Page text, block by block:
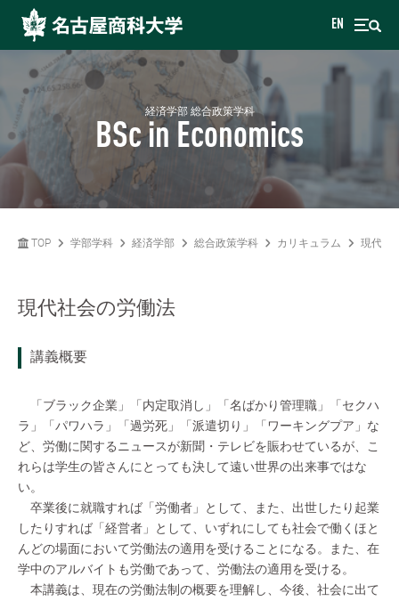
EN
経済学部 総合政策学科
BSc in Economics
TOP 学部学科 経済学部 総合政策学科 カリキュラム 現代社
現代社会の労働法
講義概要
「ブラック企業」「内定取消し」「名ばかり管理職」「セクハ
ラ」「パワハラ」「過労死」「派遣切り」「ワーキングプア」な
ど、労働に関するニュースが新聞・テレビを賑わせているが、こ
れらは学生の皆さんにとっても決して遠い世界の出来事ではな
い。
卒業後に就職すれば「労働者」として、また、出世したり起業
したりすれば「経営者」として、いずれにしても社会で働くほと
んどの場面において労働法の適用を受けることになる。また、在
学中のアルバイトも労働であって、労働法の適用を受ける。
本講義は、現在の労働法制の概要を理解し、今後、社会に出て